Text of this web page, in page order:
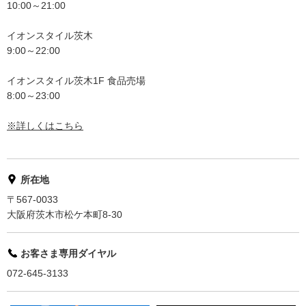
10:00～21:00
イオンスタイル茨木
9:00～22:00
イオンスタイル茨木1F 食品売場
8:00～23:00
※詳しくはこちら
所在地
〒567-0033
大阪府茨木市松ケ本町8-30
お客さま専用ダイヤル
072-645-3133